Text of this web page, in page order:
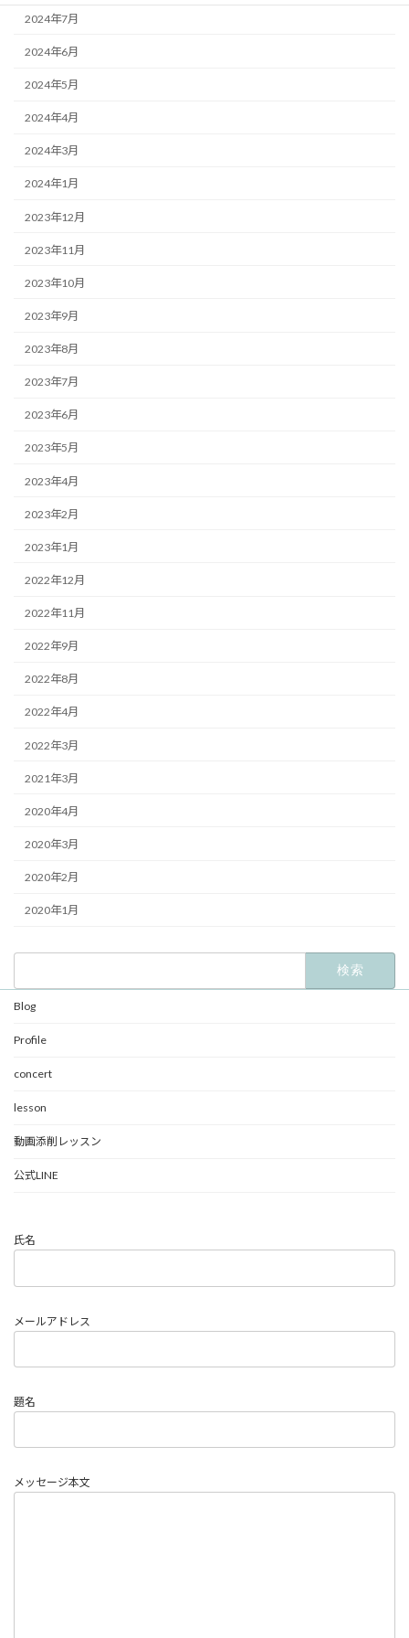
2024年7月
2024年6月
2024年5月
2024年4月
2024年3月
2024年1月
2023年12月
2023年11月
2023年10月
2023年9月
2023年8月
2023年7月
2023年6月
2023年5月
2023年4月
2023年2月
2023年1月
2022年12月
2022年11月
2022年9月
2022年8月
2022年4月
2022年3月
2021年3月
2020年4月
2020年3月
2020年2月
2020年1月
Blog
Profile
concert
lesson
動画添削レッスン
公式LINE
氏名
メールアドレス
題名
メッセージ本文